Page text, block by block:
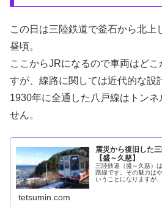
この日は三陸鉄道で釜石から北上
昼頃。
ここからJRになるので車両はど
すが、線路に関しては近代的な設
1930年に全通した八戸線はトンネ
せん。
震災から復旧した
【盛～久慈】
三陸鉄道（盛～久慈）
路線です。その魅力は
いうことになりますが
tetsumin.com